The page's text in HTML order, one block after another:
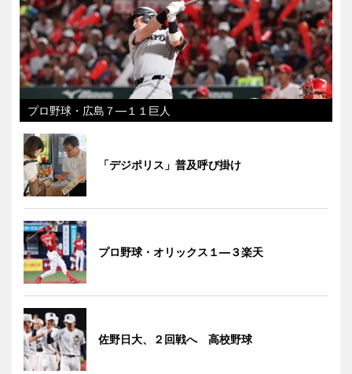
プロ野球・広島７―１１巨人
「デジポリス」普及呼び掛け
プロ野球・オリックス１―３楽天
佐野日大、２回戦へ 高校野球